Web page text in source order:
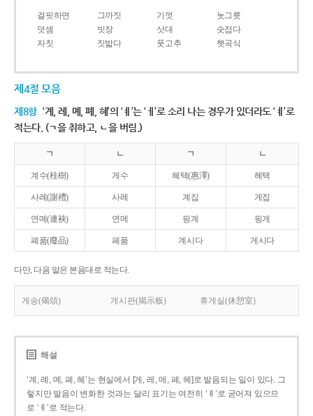
걸핏하면 그까짓 기껏
놋그릇
덧셈
빗장 삿대
숫접다
자칫
짓밟다 풋고추 햇곡식
제4절 모음
제8항 ‘계, 례, 몌, 폐, 혜’의 ‘ㅖ’는 ‘ㅔ’로 소리 나는 경우가 있더라도 ‘ㅖ’로
적는다. (ㄱ을 취하고, ㄴ을 버림.)
ㄱ ㄴ ㄱ ㄴ
계수(桂樹) 게수 혜택(惠澤) 헤택
사례(謝禮) 사레 계집 게집
연몌(連袂) 연메 핑계 핑게
폐품(廢品) 페품 계시다 게시다
다만, 다음 말은 본음대로 적는다.
게송(偈頌) 게시판(揭示板) 휴게실(休憩室)
해설
‘계, 례, 몌, 폐, 혜’는 현실에서 [게, 레, 메, 페, 헤]로 발음되는 일이 있다. 그
렇지만 발음이 변화한 것과는 달리 표기는 여전히 ‘ㅖ’로 굳어져 있으므
로 ‘ㅖ’로 적는다.